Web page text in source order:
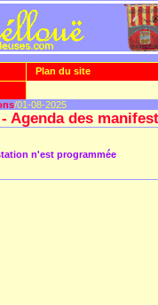
Plan du site
/01-08-2025
- Agenda des
n'est programmée